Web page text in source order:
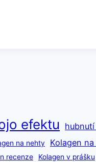
efektu
na nehty Kolagen
recenze Kolagen v prášku